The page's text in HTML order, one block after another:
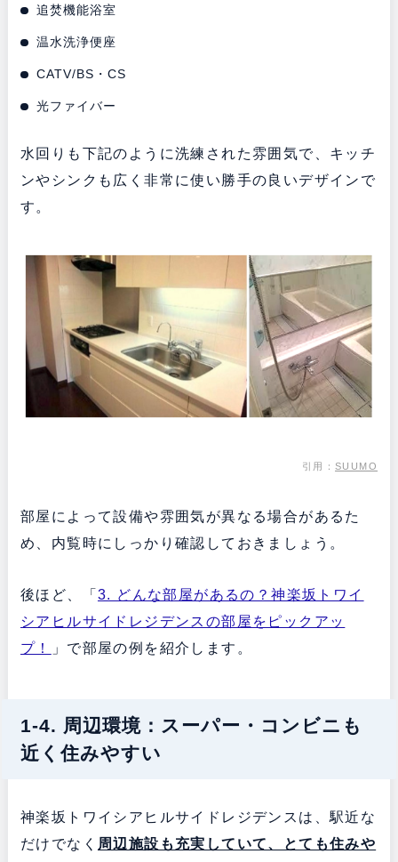
追焚機能浴室
温水洗浄便座
CATV/BS・CS
光ファイバー
水回りも下記のように洗練された雰囲気で、キッチ
ンやシンクも広く非常に使い勝手の良いデザインで
す。
引用：SUUMO
部屋によって設備や雰囲気が異なる場合があるた
め、内覧時にしっかり確認しておきましょう。
後ほど、「 3. どんな部屋があるの？神楽坂トワイ
シアヒルサイドレジデンスの部屋をピックアッ
プ！
」で部屋の例を紹介します。
1-4. 周辺環境：スーパー・コンビニも
近く住みやすい
神楽坂トワイシアヒルサイドレジデンスは、駅近な
だけでなく 周辺施設も充実していて、とても住みや